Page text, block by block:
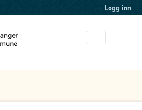
Logg inn